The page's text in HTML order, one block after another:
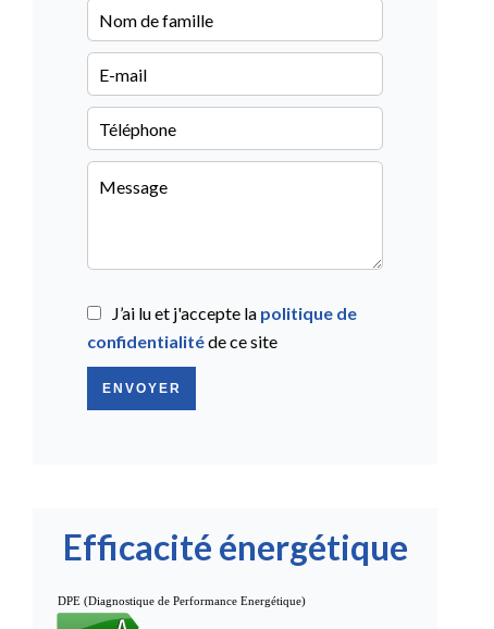
J’ai lu et j'accepte la politique de
confidentialitéde ce site
ENVOYER
Efficacité énergétique
DPE (Diagnostique de Performance Energétique)